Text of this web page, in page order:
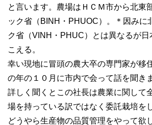
と言います。農場はＨＣＭ市から北東
ック省（BINH・PHUOC）。＊因みに
ク省（VINH・PHUC）とは異なるが日
こえる。
幸い現地に冒頭の農大卒の専門家が移
の年の１０月に市内で会って話を聞き
詳しく聞くとこの社長は農業に関して
場を持っている訳ではなく委託栽培を
どうやら生産物の品質管理をやって欲